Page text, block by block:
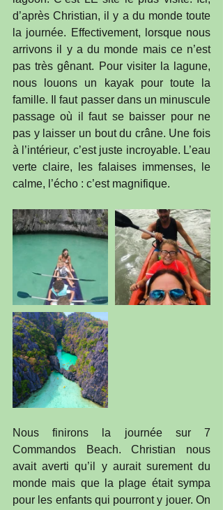
d’après Christian, il y a du monde toute
la journée. Effectivement, lorsque nous
arrivons il y a du monde mais ce n’est
pas très gênant. Pour visiter la lagune,
nous louons un kayak pour toute la
famille. Il faut passer dans un minuscule
passage où il faut se baisser pour ne
pas y laisser un bout du crâne. Une fois
à l’intérieur, c’est juste incroyable. L’eau
verte claire, les falaises immenses, le
calme, l’écho : c’est magnifique.
Nous finirons la journée sur 7
Commandos Beach. Christian nous
avait averti qu’il y aurait surement du
monde mais que la plage était sympa
pour les enfants qui pourront y jouer. On